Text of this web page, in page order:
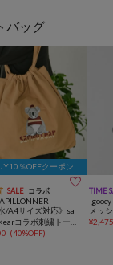
バッグ
％OFFクーポン
SALE コラボ 
/A4サイズ対応》sa
コラボ刺繍トート
(40%OFF)
TIME
-
メッ
¥